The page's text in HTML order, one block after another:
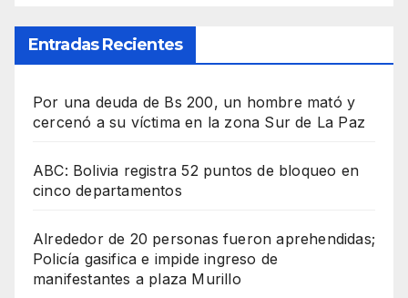
Entradas Recientes
Por una deuda de Bs 200, un hombre mató y
cercenó a su víctima en la zona Sur de La Paz
ABC: Bolivia registra 52 puntos de bloqueo en
cinco departamentos
Alrededor de 20 personas fueron aprehendidas;
Policía gasifica e impide ingreso de
manifestantes a plaza Murillo